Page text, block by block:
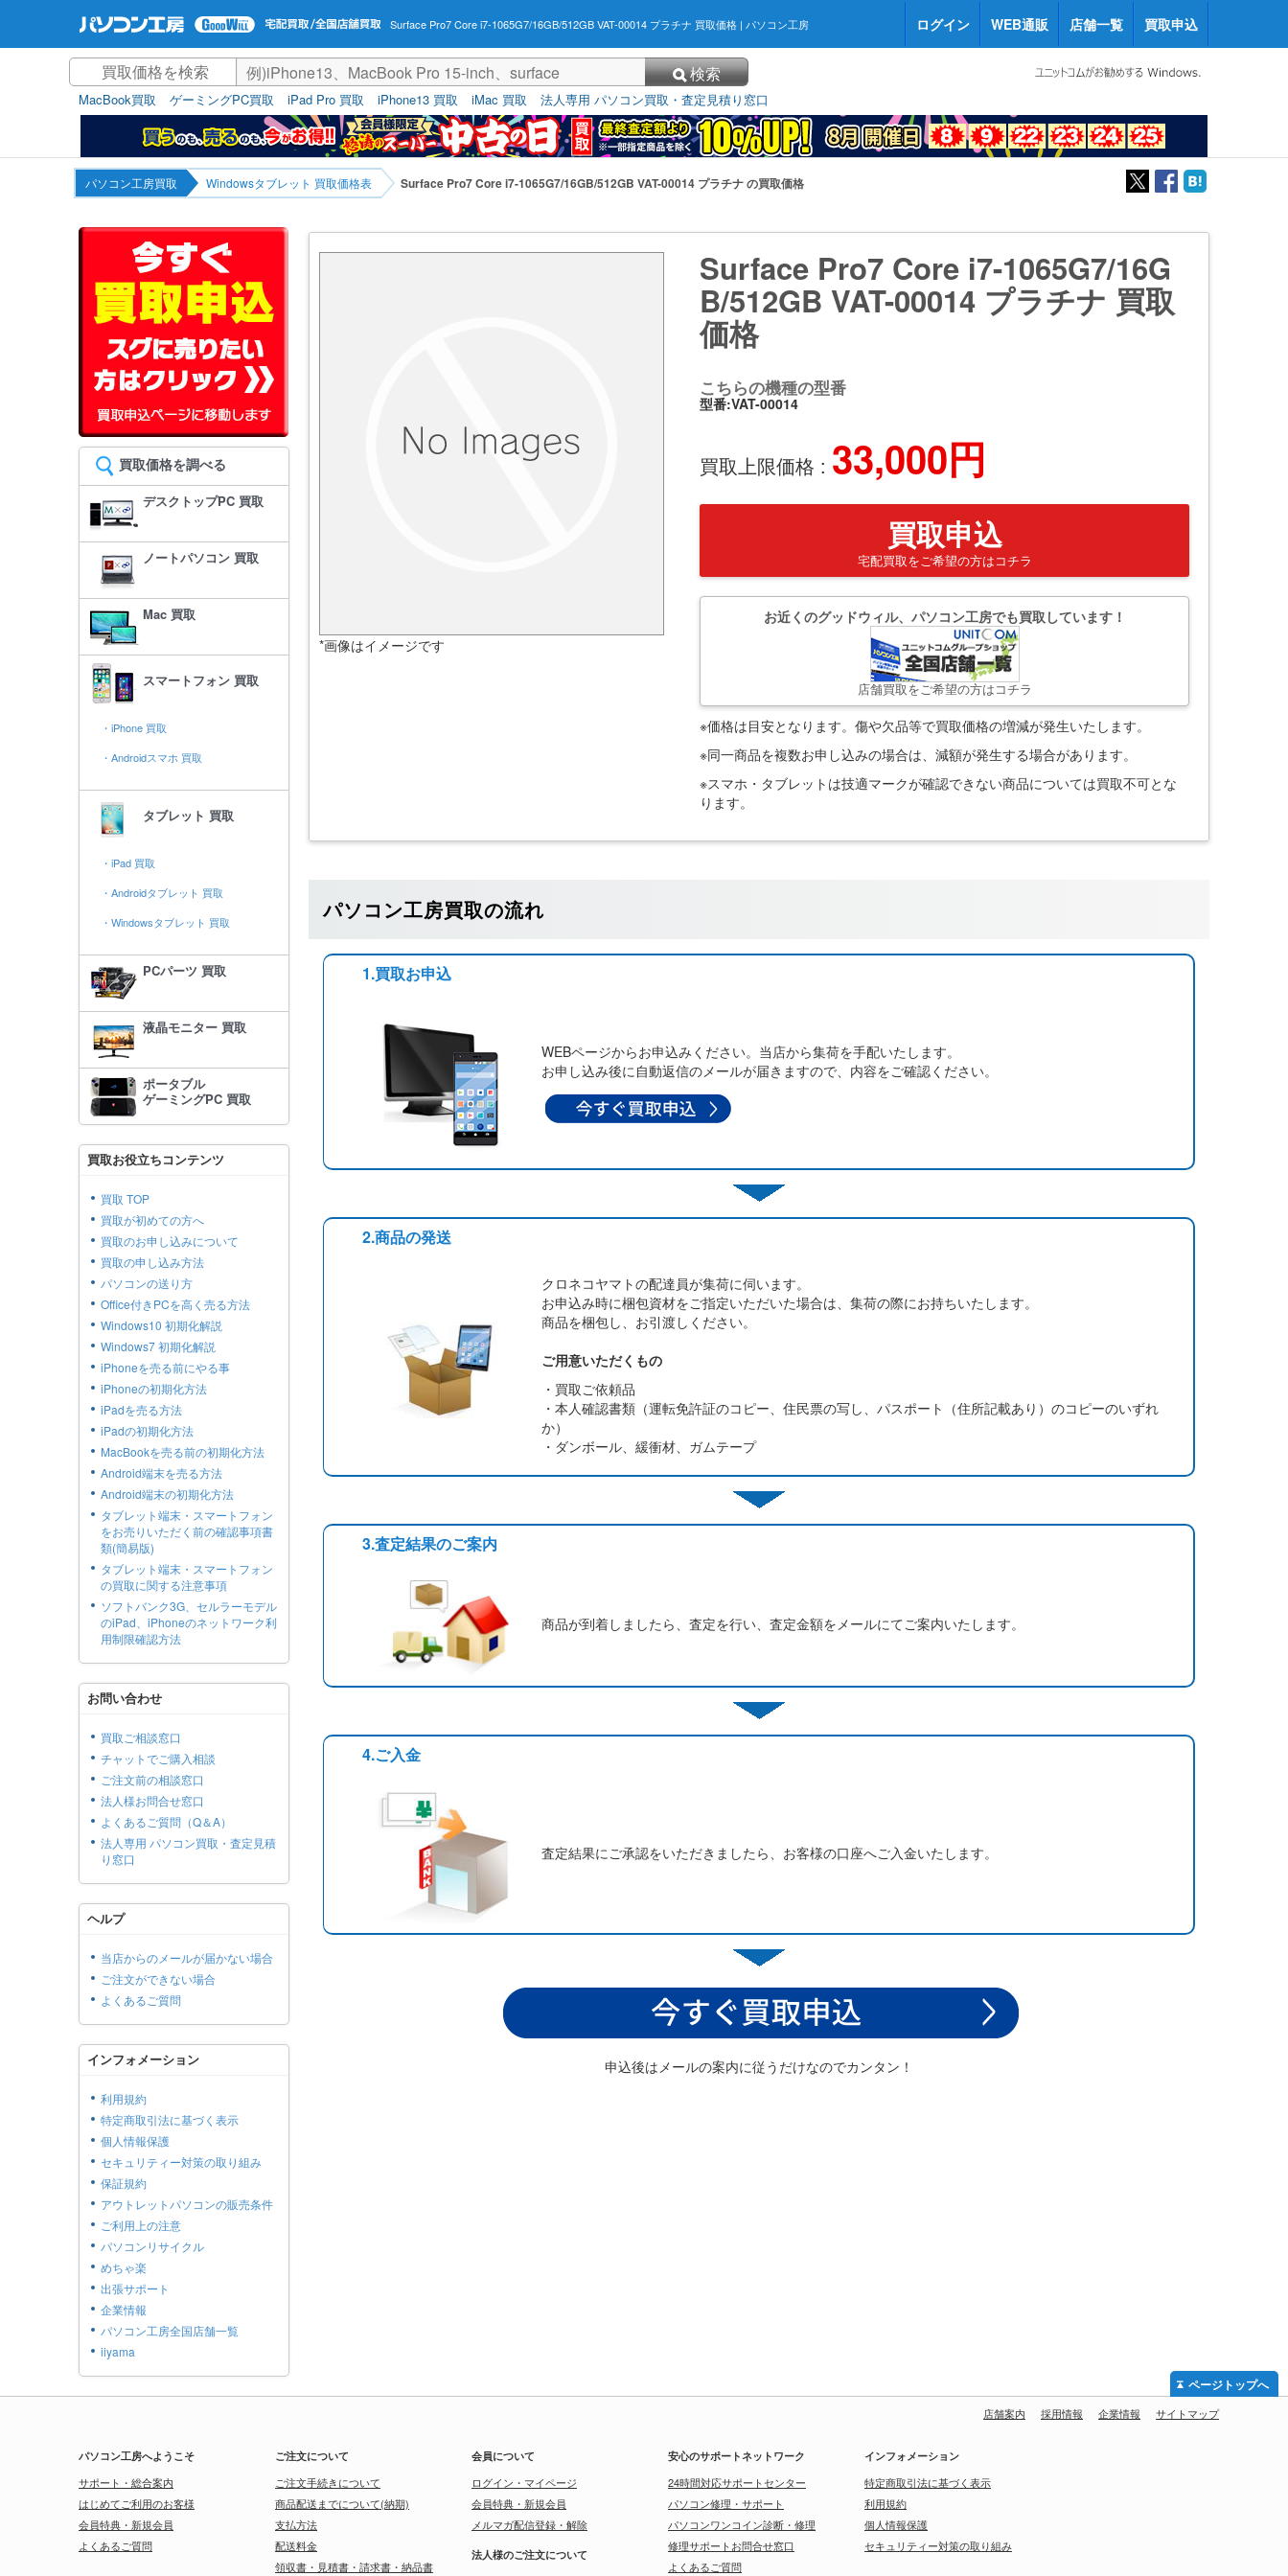
Surface Pro7 Core i7-1065G7/16GB/512GB VAT-00014 プラチナ 買取価格 | パソコン工房 ログイン WEB通販 店舗一覧 買取申込
検索
MacBook買取 ゲーミングPC買取 iPad Pro 買取 iPhone13 買取 iMac 買取 法人専用 パソコン買取・査定見積り窓口
パソコン工房買取 Windowsタブレット 買取価格表 Surface Pro7 Core i7-1065G7/16GB/512GB VAT-00014 プラチナ の買取価格
*画像はイメージです
Surface Pro7 Core i7-1065G7/16G
B/512GB VAT-00014 プラチナ 買取
価格
こちらの機種の型番
型番:VAT-00014
買取上限価格 : 33,000円
買取申込
宅配買取をご希望の方はコチラ
お近くのグッドウィル、パソコン工房でも買取しています！
店舗買取をご希望の方はコチラ
※価格は目安となります。傷や欠品等で買取価格の増減が発生いたします。
※同一商品を複数お申し込みの場合は、減額が発生する場合があります。
※スマホ・タブレットは技適マークが確認できない商品については買取不可とな
ります。
パソコン工房買取の流れ
1.買取お申込
WEBページからお申込みください。当店から集荷を手配いたします。
お申し込み後に自動返信のメールが届きますので、内容をご確認ください。
2.商品の発送
クロネコヤマトの配達員が集荷に伺います。
お申込み時に梱包資材をご指定いただいた場合は、集荷の際にお持ちいたします。
商品を梱包し、お引渡しください。
ご用意いただくもの
・買取ご依頼品
・本人確認書類（運転免許証のコピー、住民票の写し、パスポート（住所記載あり）のコピーのいずれ
か）
・ダンボール、緩衝材、ガムテープ
3.査定結果のご案内
商品が到着しましたら、査定を行い、査定金額をメールにてご案内いたします。
4.ご入金
査定結果にご承認をいただきましたら、お客様の口座へご入金いたします。
申込後はメールの案内に従うだけなのでカンタン！
買取価格を調べる
デスクトップPC 買取
ノートパソコン 買取
Mac 買取
スマートフォン 買取
・iPhone 買取
・Androidスマホ 買取
タブレット 買取
・iPad 買取
・Androidタブレット 買取
・Windowsタブレット 買取
PCパーツ 買取
液晶モニター 買取
ポータブル
ゲーミングPC 買取
買取お役立ちコンテンツ
買取 TOP
買取が初めての方へ
買取のお申し込みについて
買取の申し込み方法
パソコンの送り方
Office付きPCを高く売る方法
Windows10 初期化解説
Windows7 初期化解説
iPhoneを売る前にやる事
iPhoneの初期化方法
iPadを売る方法
iPadの初期化方法
MacBookを売る前の初期化方法
Android端末を売る方法
Android端末の初期化方法
タブレット端末・スマートフォン
をお売りいただく前の確認事項書
類(簡易版)
タブレット端末・スマートフォン
の買取に関する注意事項
ソフトバンク3G、セルラーモデル
のiPad、iPhoneのネットワーク利
用制限確認方法
お問い合わせ
買取ご相談窓口
チャットでご購入相談
ご注文前の相談窓口
法人様お問合せ窓口
よくあるご質問（Q＆A）
法人専用 パソコン買取・査定見積
り窓口
ヘルプ
当店からのメールが届かない場合
ご注文ができない場合
よくあるご質問
インフォメーション
利用規約
特定商取引法に基づく表示
個人情報保護
セキュリティー対策の取り組み
保証規約
アウトレットパソコンの販売条件
ご利用上の注意
パソコンリサイクル
めちゃ楽
出張サポート
企業情報
パソコン工房全国店舗一覧
iiyama
店舗案内 採用情報 企業情報 サイトマップ
パソコン工房へようこそ
サポート・総合案内
はじめてご利用のお客様
会員特典・新規会員
よくあるご質問
ご注文について
ご注文手続きについて
商品配送までについて(納期)
支払方法
配送料金
領収書・見積書・請求書・納品書
会員について
ログイン・マイページ
会員特典・新規会員
メルマガ配信登録・解除
法人様のご注文について
安心のサポートネットワーク
24時間対応サポートセンター
パソコン修理・サポート
パソコンワンコイン診断・修理
修理サポートお問合せ窓口
よくあるご質問
インフォメーション
特定商取引法に基づく表示
利用規約
個人情報保護
セキュリティー対策の取り組み
ページトップへ